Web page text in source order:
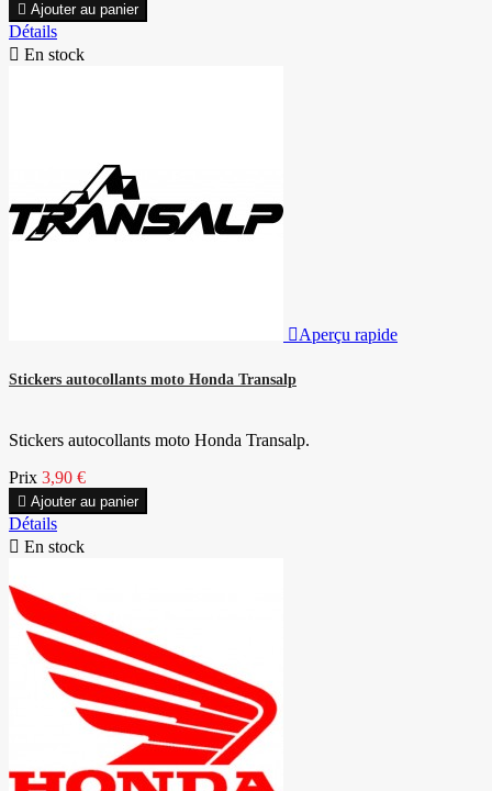
 Ajouter au panier
Détails
 En stock
Aperçu rapide
Stickers autocollants moto Honda Transalp
Stickers autocollants moto Honda Transalp.
Prix 3,90 €
 Ajouter au panier
Détails
 En stock